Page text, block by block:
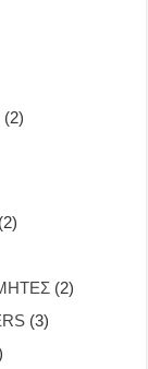
(2)
(2)
(2)
(3)